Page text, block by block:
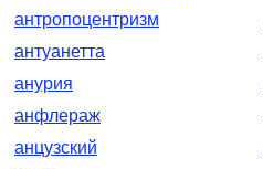
антропоцентризм
антуанетта
анурия
анфлераж
анцузский